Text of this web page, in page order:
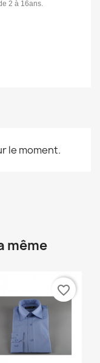
2 à 16ans.
le moment.
même
favorite_border